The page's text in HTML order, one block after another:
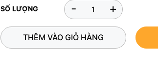
SỐ LƯỢNG +
-
THÊM VÀO GIỎ HÀNG